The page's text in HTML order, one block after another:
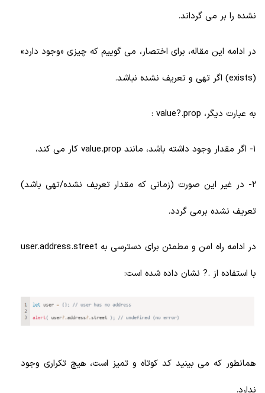
نشده را بر می گرداند.
در ادامه این مقاله، برای اختصار، می گوییم که چیزی «وجود دارد»
(exists) اگر تهی و تعریف نشده نباشد.
به عبارت دیگر، value?.prop :
1- اگر مقدار وجود داشته باشد، مانند value.prop کار می کند،
2- در غیر این صورت (زمانی که مقدار تعریف نشده/تهی باشد)
تعریف نشده برمی گردد.
در ادامه راه امن و مطمئن برای دسترسی به user.address.street
با استفاده از .? نشان داده شده است:
همانطور که می بینید کد کوتاه و تمیز است، هیچ تکراری وجود